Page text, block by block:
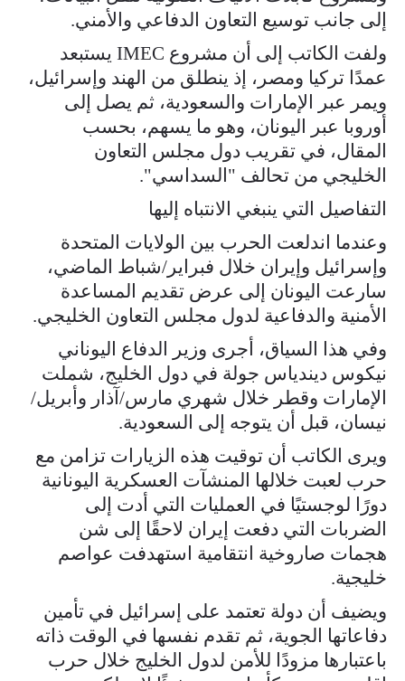
إلى جانب توسيع التعاون الدفاعي والأمني.
ولفت الكاتب إلى أن مشروع IMEC يستبعد
عمدًا تركيا ومصر، إذ ينطلق من الهند وإسرائيل،
ويمر عبر الإمارات والسعودية، ثم يصل إلى
أوروبا عبر اليونان، وهو ما يسهم، بحسب
المقال، في تقريب دول مجلس التعاون
الخليجي من تحالف "السداسي".
التفاصيل التي ينبغي الانتباه إليها
وعندما اندلعت الحرب بين الولايات المتحدة
وإسرائيل وإيران خلال فبراير/شباط الماضي،
سارعت اليونان إلى عرض تقديم المساعدة
الأمنية والدفاعية لدول مجلس التعاون الخليجي.
وفي هذا السياق، أجرى وزير الدفاع اليوناني
نيكوس ديندياس جولة في دول الخليج، شملت
الإمارات وقطر خلال شهري مارس/آذار وأبريل/
نيسان، قبل أن يتوجه إلى السعودية.
ويرى الكاتب أن توقيت هذه الزيارات تزامن مع
حرب لعبت خلالها المنشآت العسكرية اليونانية
دورًا لوجستيًا في العمليات التي أدت إلى
الضربات التي دفعت إيران لاحقًا إلى شن
هجمات صاروخية انتقامية استهدفت عواصم
خليجية.
ويضيف أن دولة تعتمد على إسرائيل في تأمين
دفاعاتها الجوية، ثم تقدم نفسها في الوقت ذاته
باعتبارها مزودًا للأمن لدول الخليج خلال حرب